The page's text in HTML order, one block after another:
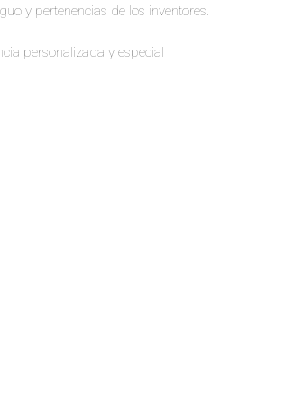
y pertenencias de los inventores.
personalizada y especial